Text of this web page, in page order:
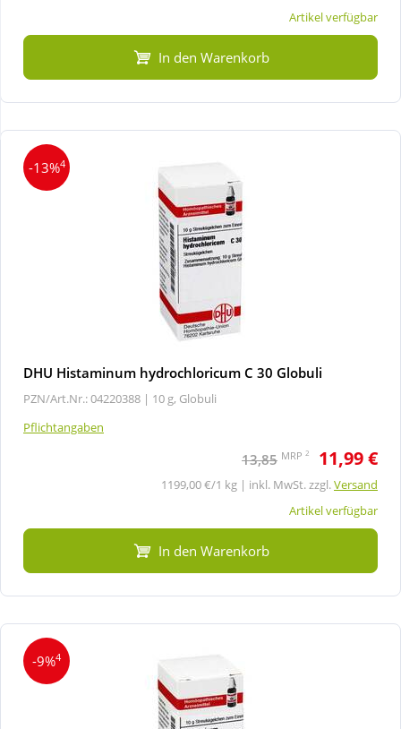
Tierbedarf
Wellness
Artikel verfügbar
In den Warenkorb
-13%4
DHU Histaminum hydrochloricum C 30 Globuli
PZN/Art.Nr.: 04220388 | 10 g, Globuli
Pflichtangaben
13,85 MRP 2 11,99 €
1199,00 €/1 kg | inkl. MwSt. zzgl.Versand
Artikel verfügbar
In den Warenkorb
-9%4